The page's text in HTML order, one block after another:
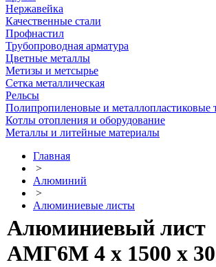
Нержавейка
Качественные стали
Профнастил
Трубопроводная арматура
Цветные металлы
Метизы и метсырье
Сетка металлическая
Рельсы
Полипропиленовые и металлопластиковые
Котлы отопления и оборудование
Металлы и литейные материалы
Главная
>
Алюминий
>
Алюминиевые листы
Алюминиевый лист
АМГ6М 4 х 1500 х